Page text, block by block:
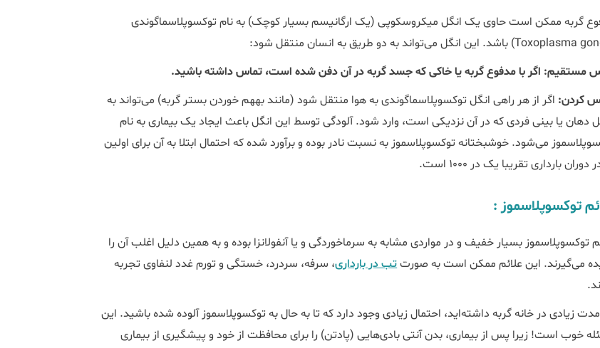
گربه ممکن است حاوی یک انگل میکروسکوپی (یک ارگانیسم بسیار کوچک) به نام توکسوپلاسماگوندی
مستقیم: اگر با مدفوع گربه یا خاکی که جسد گربه در آن دفن شده است، تماس داشته باشید.
کردن: اگر از هر راهی انگل توکسوپلاسماگوندی به هوا منتقل شود (مانند به­هم خوردن بستر گربه) می‌تواند به
دهان یا بینی فردی که در آن نزدیکی است، وارد شود. آلودگی توسط این انگل باعث ایجاد یک بیماری به نام
می‌شود. خوشبختانه توکسوپلاسموز به نسبت نادر بوده و برآورد شده که احتمال ابتلا به آن برای اولین
دوران بارداری تقریبا یک در ۱۰۰۰ است.
توکسوپلاسموز :
توکسوپلاسموز بسیار خفیف و در مواردی مشابه به سرماخوردگی و یا آنفولانزا بوده و به همین دلیل اغلب آن را
می‌گیرند. این علائم ممکن است به صورتتب در بارداری، سرفه، سردرد، خستگی و تورم غدد لنفاوی تجربه
مدت زیادی در خانه گربه داشته‌اید، احتمال زیادی وجود دارد که تا به حال به توکسوپلاسموز آلوده شده باشید. این
خوب است! زیرا پس از بیماری، بدن آنتی بادی‌هایی (پادتن) را برای محافظت از خود و پیشگیری از بیماری